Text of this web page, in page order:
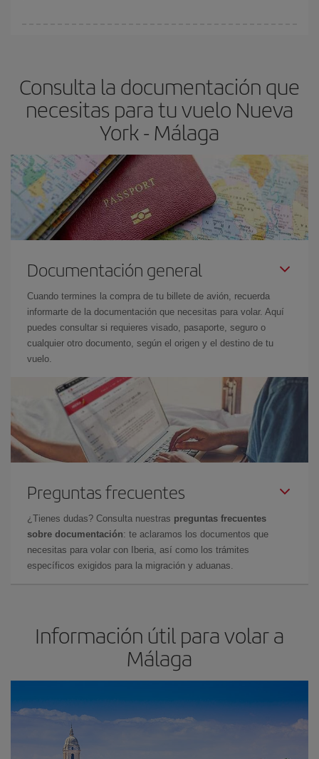
avión más baratos te saldrán. Además, si buscas los vuelos con
las fechas y los horarios del viaje un poco abiertos, podráselegir
el precio más barato.
Consulta la documentación que
necesitas para tu vuelo Nueva
York - Málaga
Documentación general
Cuando termines la compra de tu billete de avión, recuerda
informarte de la documentación que necesitas para volar. Aquí
puedes consultar si requieres visado, pasaporte, seguro o
cualquier otro documento, según el origen y el destino de tu
vuelo.
Preguntas frecuentes
¿Tienes dudas? Consulta nuestras preguntas frecuentes
sobre documentación: te aclaramos los documentos que
necesitas para volar con Iberia, así como los trámites
específicos exigidos para la migración y aduanas.
Información útil para volar a
Málaga